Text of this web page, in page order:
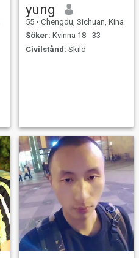
yung
55 • Chengdu, Sichuan, Kina
Söker: Kvinna 18 - 33
Civilstånd: Skild